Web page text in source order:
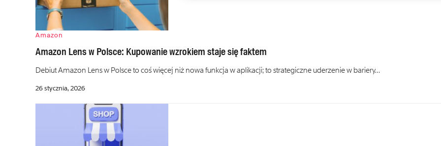
Amazon
Amazon Lens w Polsce: Kupowanie wzrokiem staje się faktem
Debiut Amazon Lens w Polsce to coś więcej niż nowa funkcja w aplikacji; to strategiczne uderzenie w bariery…
26 stycznia, 2026